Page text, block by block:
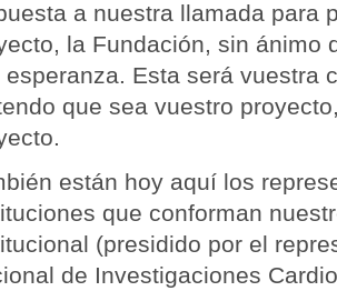
a nuestra llamada para
la Fundación, sin ánimo
esperanza. Esta será vuestra
que sea vuestro
están hoy aquí los
que conforman
(presidido por el
de Investigaciones